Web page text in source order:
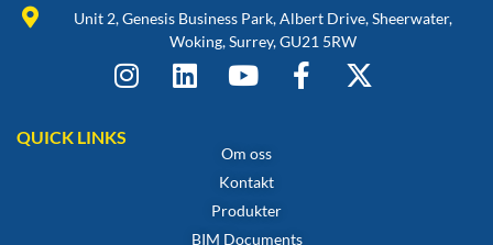
Unit 2, Genesis Business Park, Albert Drive, Sheerwater,
Woking, Surrey, GU21 5RW
QUICK LINKS
Om oss
Kontakt
Produkter
BIM Documents